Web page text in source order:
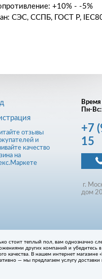
+10% - -5%
СЭС, ССПБ, ГОСТ Р,
Пн-
+7
15
г.
дом
стоит теплый пол, вам однозначно
других компаний и убедитесь
качества. В нашем интернет магазине
— мы предлагаем услугу